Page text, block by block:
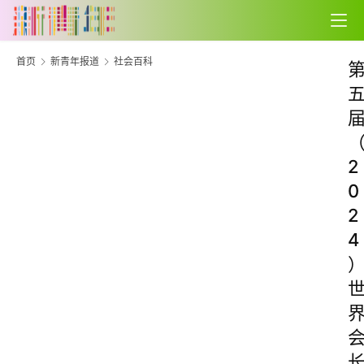
首页 新青年报道 社会百科
2
0
2
4